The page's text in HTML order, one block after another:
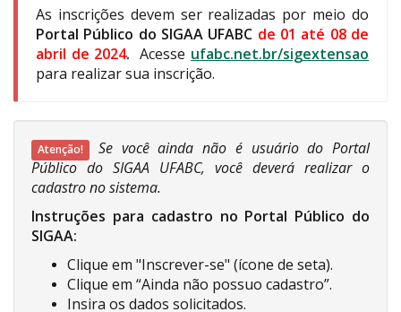
As inscrições devem ser realizadas por meio do
Portal Público do SIGAA UFABC de 01 até 08 de
abril de 2024.Acesse ufabc.net.br/sigextensao
para realizar sua inscrição.
Atenção!
Se você ainda não é usuário do Portal
Público do SIGAA UFABC, você deverá realizar o
cadastro no sistema.
Instruções para cadastro no Portal Público do
SIGAA:
Clique em "Inscrever-se" (ícone de seta).
Clique em “Ainda não possuo cadastro”.
Insira os dados solicitados.